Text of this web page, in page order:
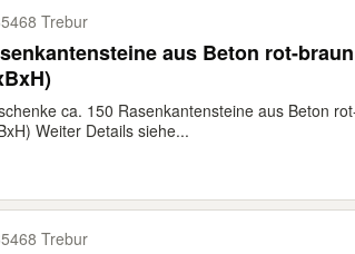
Trebur
aus Beton rot-
ca. 150 Rasenkantensteine aus Beton
Weiter Details siehe...
Trebur